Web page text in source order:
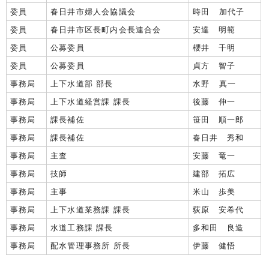
委員
春日井市婦人会協議会
時田 加代子
委員
春日井市区長町内会長連合会
安達 明範
委員
公募委員
櫻井 千明
委員
公募委員
貞方 智子
事務局
上下水道部 部長
水野 真一
事務局
上下水道経営課 課長
後藤 伸一
事務局
課長補佐
笹田 順一郎
事務局
課長補佐
春日井 秀和
事務局
主査
安藤 竜一
事務局
技師
建部 拓広
事務局
主事
米山 歩美
事務局
上下水道業務課 課長
荻原 安希代
事務局
水道工務課 課長
多和田 良造
事務局
配水管理事務所 所長 伊藤 健悟